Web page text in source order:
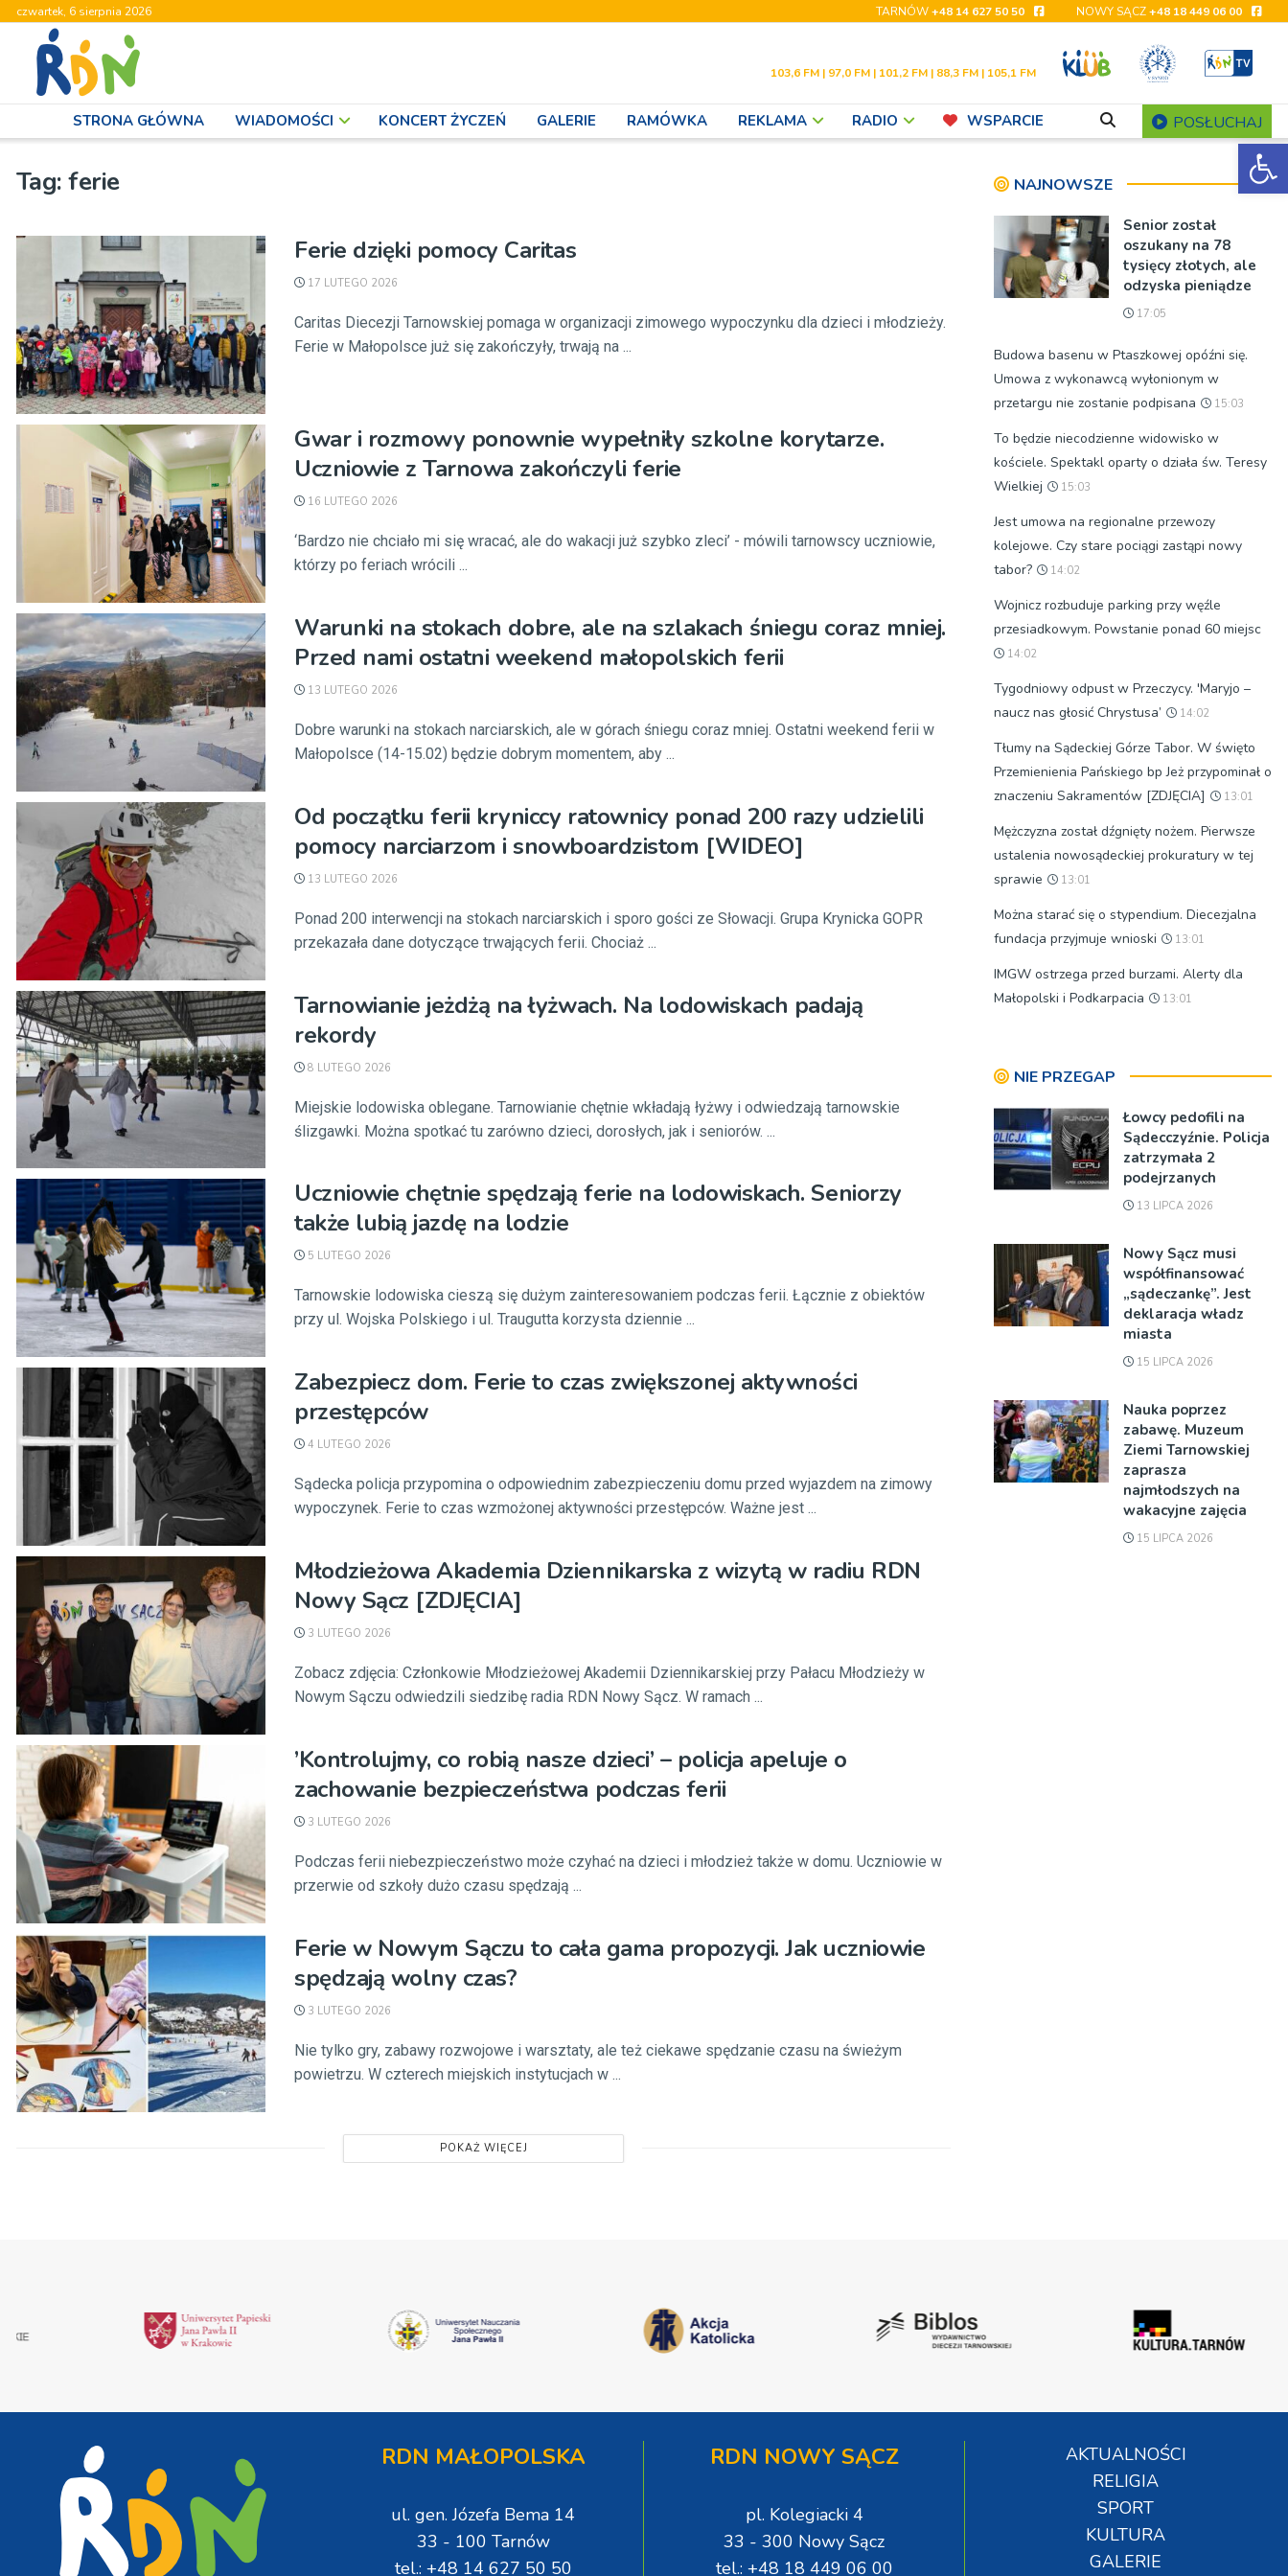
czwartek, 6 sierpnia 2026 TARNÓW+48 14 627 50 50 NOWY SĄCZ+48 18 449 06 00
103,6 FM | 97,0 FM | 101,2 FM | 88,3 FM | 105,1 FM
STRONA GŁÓWNA WIADOMOŚCI KONCERT ŻYCZEŃ GALERIE RAMÓWKA REKLAMA RADIO WSPARCIE POSŁUCHAJ
Tag:ferie
Ferie dzięki pomocy Caritas
17 LUTEGO 2026
Caritas Diecezji Tarnowskiej pomaga w organizacji zimowego wypoczynku dla dzieci i młodzieży.
Ferie w Małopolsce już się zakończyły, trwają na ...
Gwar i rozmowy ponownie wypełniły szkolne korytarze.
Uczniowie z Tarnowa zakończyli ferie
16 LUTEGO 2026
‘Bardzo nie chciało mi się wracać, ale do wakacji już szybko zleci’ - mówili tarnowscy uczniowie,
którzy po feriach wrócili ...
Warunki na stokach dobre, ale na szlakach śniegu coraz mniej.
Przed nami ostatni weekend małopolskich ferii
13 LUTEGO 2026
Dobre warunki na stokach narciarskich, ale w górach śniegu coraz mniej. Ostatni weekend ferii w
Małopolsce (14-15.02) będzie dobrym momentem, aby ...
Od początku ferii kryniccy ratownicy ponad 200 razy udzielili
pomocy narciarzom i snowboardzistom [WIDEO]
13 LUTEGO 2026
Ponad 200 interwencji na stokach narciarskich i sporo gości ze Słowacji. Grupa Krynicka GOPR
przekazała dane dotyczące trwających ferii. Chociaż ...
Tarnowianie jeżdżą na łyżwach. Na lodowiskach padają
rekordy
8 LUTEGO 2026
Miejskie lodowiska oblegane. Tarnowianie chętnie wkładają łyżwy i odwiedzają tarnowskie
ślizgawki. Można spotkać tu zarówno dzieci, dorosłych, jak i seniorów. ...
Uczniowie chętnie spędzają ferie na lodowiskach. Seniorzy
także lubią jazdę na lodzie
5 LUTEGO 2026
Tarnowskie lodowiska cieszą się dużym zainteresowaniem podczas ferii. Łącznie z obiektów
przy ul. Wojska Polskiego i ul. Traugutta korzysta dziennie ...
Zabezpiecz dom. Ferie to czas zwiększonej aktywności
przestępców
4 LUTEGO 2026
Sądecka policja przypomina o odpowiednim zabezpieczeniu domu przed wyjazdem na zimowy
wypoczynek. Ferie to czas wzmożonej aktywności przestępców. Ważne jest ...
Młodzieżowa Akademia Dziennikarska z wizytą w radiu RDN
Nowy Sącz [ZDJĘCIA]
3 LUTEGO 2026
Zobacz zdjęcia: Członkowie Młodzieżowej Akademii Dziennikarskiej przy Pałacu Młodzieży w
Nowym Sączu odwiedzili siedzibę radia RDN Nowy Sącz. W ramach ...
’Kontrolujmy, co robią nasze dzieci’ – policja apeluje o
zachowanie bezpieczeństwa podczas ferii
3 LUTEGO 2026
Podczas ferii niebezpieczeństwo może czyhać na dzieci i młodzież także w domu. Uczniowie w
przerwie od szkoły dużo czasu spędzają ...
Ferie w Nowym Sączu to cała gama propozycji. Jak uczniowie
spędzają wolny czas?
3 LUTEGO 2026
Nie tylko gry, zabawy rozwojowe i warsztaty, ale też ciekawe spędzanie czasu na świeżym
powietrzu. W czterech miejskich instytucjach w ...
POKAŻ WIĘCEJ
NAJNOWSZE
Senior został
oszukany na 78
tysięcy złotych, ale
odzyska pieniądze
17:05
Budowa basenu w Ptaszkowej opóźni się.
Umowa z wykonawcą wyłonionym w
przetargu nie zostanie podpisana
15:03
To będzie niecodzienne widowisko w
kościele. Spektakl oparty o działa św. Teresy
Wielkiej
15:03
Jest umowa na regionalne przewozy
kolejowe. Czy stare pociągi zastąpi nowy
tabor?
14:02
Wojnicz rozbuduje parking przy węźle
przesiadkowym. Powstanie ponad 60 miejsc
14:02
Tygodniowy odpust w Przeczycy. 'Maryjo –
naucz nas głosić Chrystusa’
14:02
Tłumy na Sądeckiej Górze Tabor. W święto
Przemienienia Pańskiego bp Jeż przypominał o
znaczeniu Sakramentów [ZDJĘCIA]
13:01
Mężczyzna został dźgnięty nożem. Pierwsze
ustalenia nowosądeckiej prokuratury w tej
sprawie
13:01
Można starać się o stypendium. Diecezjalna
fundacja przyjmuje wnioski
13:01
IMGW ostrzega przed burzami. Alerty dla
Małopolski i Podkarpacia
13:01
NIE PRZEGAP
Łowcy pedofili na
Sądecczyźnie. Policja
zatrzymała 2
podejrzanych
13 LIPCA 2026
Nowy Sącz musi
współfinansować
„sądeczankę”. Jest
deklaracja władz
miasta
15 LIPCA 2026
Nauka poprzez
zabawę. Muzeum
Ziemi Tarnowskiej
zaprasza
najmłodszych na
wakacyjne zajęcia
15 LIPCA 2026
RDN MAŁOPOLSKA
ul. gen. Józefa Bema 14
33 - 100 Tarnów
tel.: +48 14 627 50 50
RDN NOWY SĄCZ
pl. Kolegiacki 4
33 - 300 Nowy Sącz
tel.: +48 18 449 06 00
AKTUALNOŚCI
RELIGIA
SPORT
KULTURA
GALERIE